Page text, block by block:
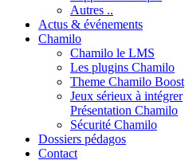
Autres ..
Actus & événements
Chamilo
Chamilo le LMS
Les plugins Chamilo
Theme Chamilo Boost
Jeux sérieux à intégrer
Présentation Chamilo
Sécurité Chamilo
Dossiers pédagos
Contact